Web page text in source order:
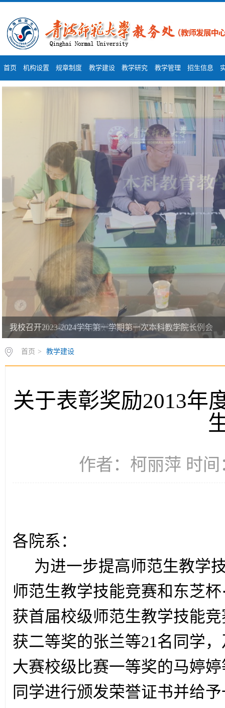
首页 机构设置 规章制度 教学建设 教学研究 教学管理 招生信息
我校召开2023-2024学年第一学期第一次本科教学院长例会
首页 > 教学建设
关于表彰奖励2013年
作者：柯丽萍 时间
各院系：
为进一步提高师范生教学
师范生教学技能竞赛和东芝
获首届校级师范生教学技能
获二等奖的张兰等21名同学
大赛校级比赛一等奖的马婷
同学进行颁发荣誉证书并给